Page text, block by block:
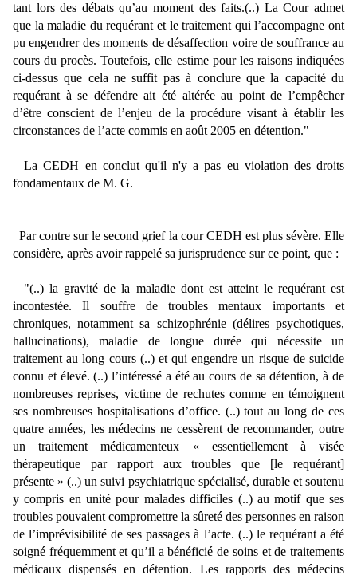
tant lors des débats qu’au moment des faits.(..) La Cour admet
que la maladie du requérant et le traitement qui l’accompagne ont
pu engendrer des moments de désaffection voire de souffrance au
cours du procès. Toutefois, elle estime pour les raisons indiquées
ci-dessus que cela ne suffit pas à conclure que la capacité du
requérant à se défendre ait été altérée au point de l’empêcher
d’être conscient de l’enjeu de la procédure visant à établir les
circonstances de l’acte commis en août 2005 en détention."
La CEDH en conclut qu'il n'y a pas eu violation des droits
fondamentaux de M. G.
Par contre sur le second grief la cour CEDH est plus sévère. Elle
considère, après avoir rappelé sa jurisprudence sur ce point, que :
"(..)la gravité de la maladie dont est atteint le requérant est
incontestée. Il souffre de troubles mentaux importants et
chroniques, notamment sa schizophrénie (délires psychotiques,
hallucinations), maladie de longue durée qui nécessite un
traitement au long cours (..) et qui engendre un risque de suicide
connu et élevé. (..)l’intéressé a été au cours de sa détention, à de
nombreuses reprises, victime de rechutes comme en témoignent
ses nombreuses hospitalisations d’office. (..)tout au long de ces
quatre années, les médecins ne cessèrent de recommander, outre
un traitement médicamenteux « essentiellement à visée
thérapeutique par rapport aux troubles que [le requérant]
présente » (..) un suivi psychiatrique spécialisé, durable et soutenu
y compris en unité pour malades difficiles (..) au motif que ses
troubles pouvaient compromettre la sûreté des personnes en raison
de l’imprévisibilité de ses passages à l’acte. (..) le requérant a été
soigné fréquemment et qu’il a bénéficié de soins et de traitements
médicaux dispensés en détention. Les rapports des médecins